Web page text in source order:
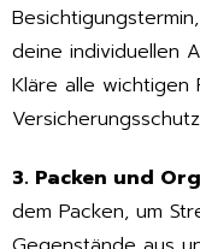
deine individuellen
Kläre alle wichtigen
3. Packen und
dem Packen, um